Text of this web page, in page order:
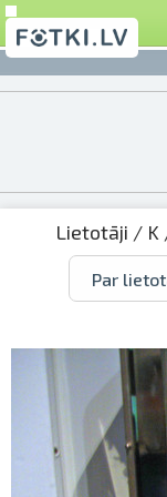
Lietotāji / K
Par